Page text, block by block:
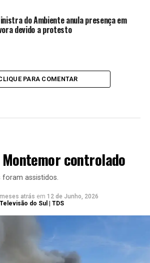
do Ambiente anula presença em
devido a protesto
PARA COMENTAR
Montemor controlado
assistidos.
atrás em 12 de Junho, 2026
do Sul | TDS